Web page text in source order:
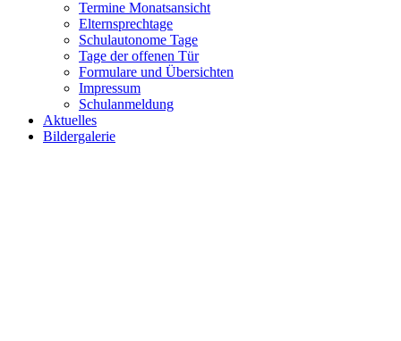
Termine Monatsansicht
Elternsprechtage
Schulautonome Tage
Tage der offenen Tür
Formulare und Übersichten
Impressum
Schulanmeldung
Aktuelles
Bildergalerie